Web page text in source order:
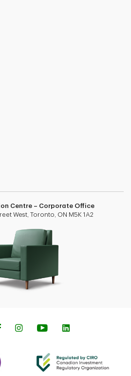
Centre – Corporate Office
West, Toronto, ON M5K 1A2